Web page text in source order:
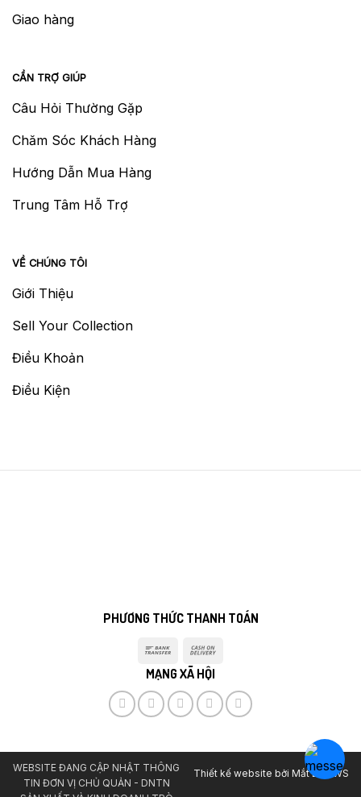
Giao hàng
CẦN TRỢ GIÚP
Câu Hỏi Thường Gặp
Chăm Sóc Khách Hàng
Hướng Dẫn Mua Hàng
Trung Tâm Hỗ Trợ
VỀ CHÚNG TÔI
Giới Thiệu
Sell Your Collection
Điều Khoản
Điều Kiện
PHƯƠNG THỨC THANH TOÁN
Bank
Transfer
Delivery
MẠNG XÃ HỘI
Thiết kế website bởi Mắt Bão WS
WEBSITE ĐANG CẬP NHẬT THÔNG
TIN ĐƠN VỊ CHỦ QUẢN - DNTN